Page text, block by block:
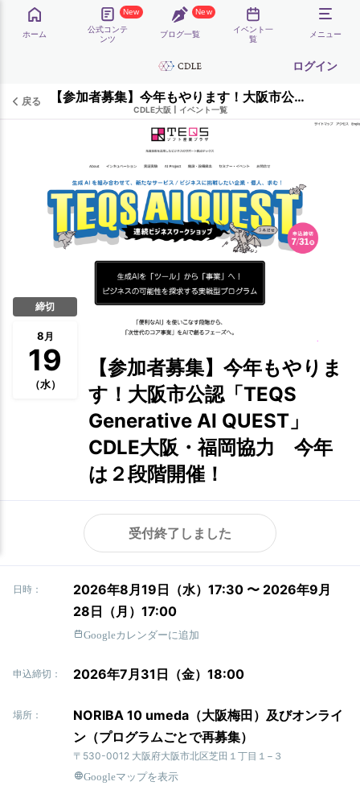
ホーム
New
公式コンテ
ンツ
New
ブログ一覧
イベント一
覧
メニュー
ログイン
戻る 【参加者募集】今年もやります！大阪市公認「TEQS Generative AI QUEST」CDLE大阪・福岡協力 今年は２段階開催！
CDLE大阪 イベント一覧
締切
8月
19
（水）
【参加者募集】今年もやりま
す！大阪市公認「TEQS
Generative AI QUEST」
CDLE大阪・福岡協力 今年
は２段階開催！
受付終了しました
日時：
2026年8月19日（水）17:30 〜 2026年9月
28日（月）17:00
Googleカレンダーに追加
申込締切： 2026年7月31日（金）18:00
場所：
NORIBA 10 umeda（大阪梅田）及びオンライ
ン（プログラムごとで再募集）
〒530-0012 大阪府大阪市北区芝田１丁目１−３
Googleマップを表示